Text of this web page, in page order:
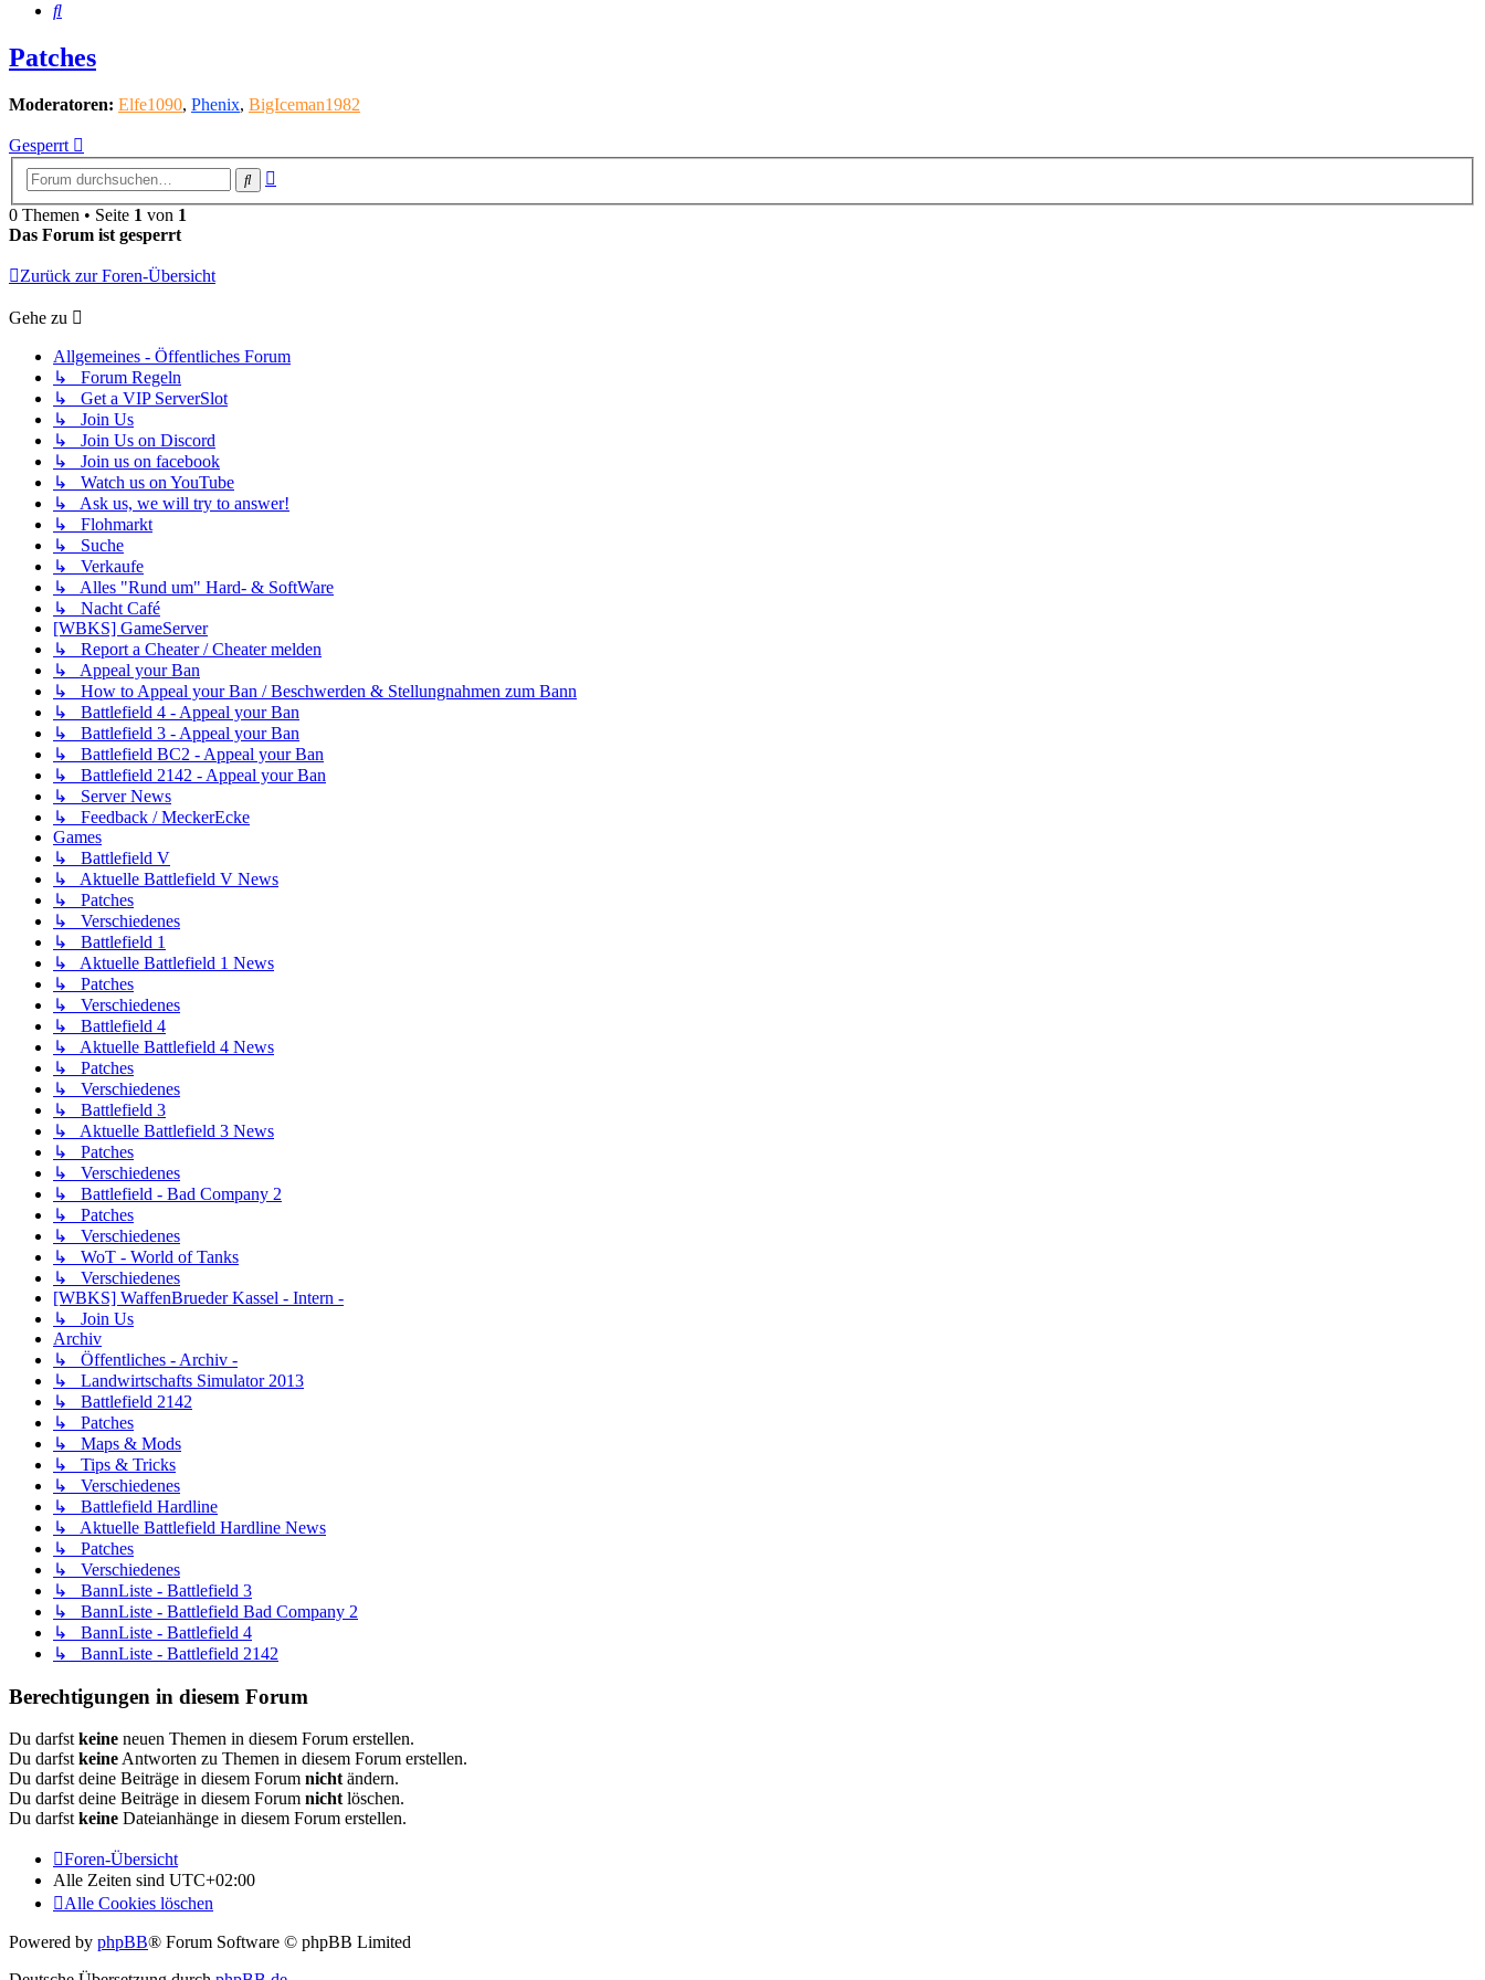
Suche
Patches
Moderatoren: Elfe1090, Phenix, BigIceman1982
Gesperrt
Suche
0 Themen • Seite 1 von 1
Das Forum ist gesperrt
Zurück zur Foren-Übersicht
Gehe zu
Allgemeines - Öffentliches Forum
↳ Forum Regeln
↳ Get a VIP ServerSlot
↳ Join Us
↳ Join Us on Discord
↳ Join us on facebook
↳ Watch us on YouTube
↳ Ask us, we will try to answer!
↳ Flohmarkt
↳ Suche
↳ Verkaufe
↳ Alles "Rund um" Hard- & SoftWare
↳ Nacht Café
[WBKS] GameServer
↳ Report a Cheater / Cheater melden
↳ Appeal your Ban
↳ How to Appeal your Ban / Beschwerden & Stellungnahmen zum Bann
↳ Battlefield 4 - Appeal your Ban
↳ Battlefield 3 - Appeal your Ban
↳ Battlefield BC2 - Appeal your Ban
↳ Battlefield 2142 - Appeal your Ban
↳ Server News
↳ Feedback / MeckerEcke
Games
↳ Battlefield V
↳ Aktuelle Battlefield V News
↳ Patches
↳ Verschiedenes
↳ Battlefield 1
↳ Aktuelle Battlefield 1 News
↳ Patches
↳ Verschiedenes
↳ Battlefield 4
↳ Aktuelle Battlefield 4 News
↳ Patches
↳ Verschiedenes
↳ Battlefield 3
↳ Aktuelle Battlefield 3 News
↳ Patches
↳ Verschiedenes
↳ Battlefield - Bad Company 2
↳ Patches
↳ Verschiedenes
↳ WoT - World of Tanks
↳ Verschiedenes
[WBKS] WaffenBrueder Kassel - Intern -
↳ Join Us
Archiv
↳ Öffentliches - Archiv -
↳ Landwirtschafts Simulator 2013
↳ Battlefield 2142
↳ Patches
↳ Maps & Mods
↳ Tips & Tricks
↳ Verschiedenes
↳ Battlefield Hardline
↳ Aktuelle Battlefield Hardline News
↳ Patches
↳ Verschiedenes
↳ BannListe - Battlefield 3
↳ BannListe - Battlefield Bad Company 2
↳ BannListe - Battlefield 4
↳ BannListe - Battlefield 2142
Berechtigungen in diesem Forum
Du darfst keine neuen Themen in diesem Forum erstellen.
Du darfst keine Antworten zu Themen in diesem Forum erstellen.
Du darfst deine Beiträge in diesem Forum nicht ändern.
Du darfst deine Beiträge in diesem Forum nicht löschen.
Du darfst keine Dateianhänge in diesem Forum erstellen.
Foren-Übersicht
Alle Zeiten sind UTC+02:00
Alle Cookies löschen
Powered by phpBB® Forum Software © phpBB Limited